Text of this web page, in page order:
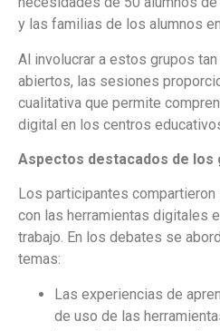
y las familias de los alumnos
Al involucrar a estos grupos
abiertos, las sesiones
cualitativa que permite
digital en los centros
Aspectos destacados de los
Los participantes
con las herramientas digitales
trabajo. En los debates se
temas:
Las experiencias de
de uso de las